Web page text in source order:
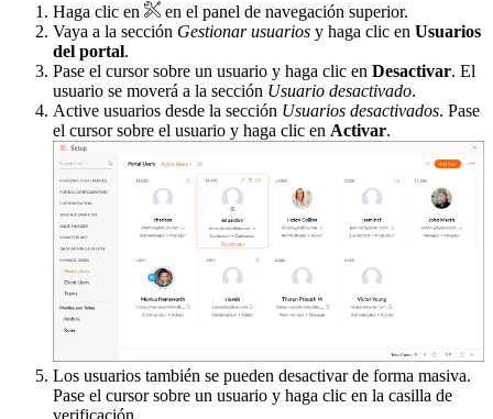
Haga clic en
en el panel de navegación superior.
Vaya a la sección Gestionar usuarios y haga clic en Usuarios
del portal.
Pase el cursor sobre un usuario y haga clic en Desactivar. El
usuario se moverá a la sección Usuario desactivado.
Active usuarios desde la sección Usuarios desactivados. Pase
el cursor sobre el usuario y haga clic en Activar.
Los usuarios también se pueden desactivar de forma masiva.
Pase el cursor sobre un usuario y haga clic en la casilla de
verificación.